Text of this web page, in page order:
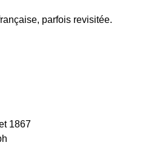
parfois revisitée.
1867